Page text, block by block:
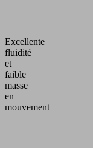
Excellente
fluidité
et
faible
masse
en
mouvement